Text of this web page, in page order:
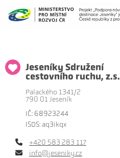
Jeseníky Sdružení
cestovního ruchu, z.s.
Palackého 1341/2
790 01 Jeseník
IČ: 68923244
ISDS: aq3ikqx
+420 583 283 117
info@jeseniky.cz